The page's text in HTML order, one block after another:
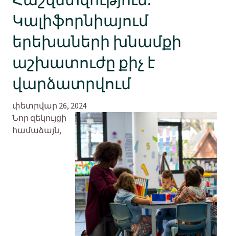
Կալիֆորնիայում
երեխաների խնամքի
աշխատուժը քիչ է
վարձատրվում
փետրվար 26, 2024
Նոր զեկույցի
համաձայն,